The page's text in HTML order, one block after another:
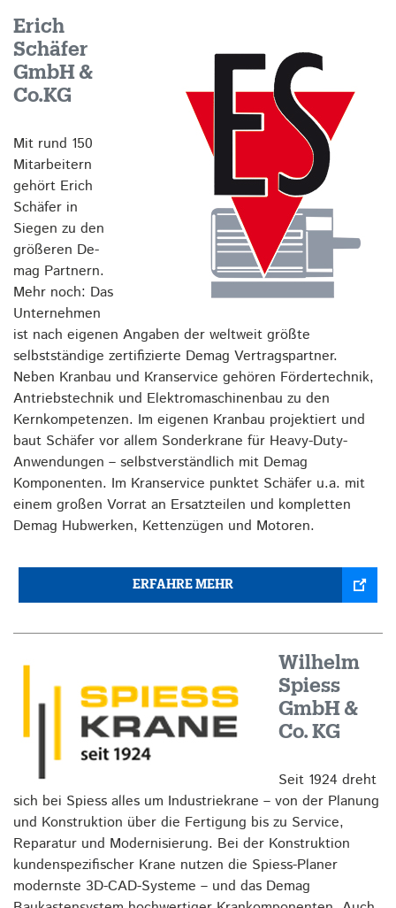
Erich
Schäfer
GmbH &
Co.KG
Mit rund 150
Mitarbeitern
gehört Erich
Schäfer in
Siegen zu den
größeren De-
mag Partnern.
Mehr noch: Das
Unternehmen
ist nach eigenen Angaben der weltweit größte
selbstständige zertifizierte Demag Vertragspartner.
Neben Kranbau und Kranservice gehören Fördertechnik,
Antriebstechnik und Elektromaschinenbau zu den
Kernkompetenzen. Im eigenen Kranbau projektiert und
baut Schäfer vor allem Sonderkrane für Heavy-Duty-
Anwendungen – selbstverständlich mit Demag
Komponenten. Im Kranservice punktet Schäfer u.a. mit
einem großen Vorrat an Ersatzteilen und kompletten
Demag Hubwerken, Kettenzügen und Motoren.
ERFAHRE MEHR
Wilhelm
Spiess
GmbH &
Co. KG
Seit 1924 dreht
sich bei Spiess alles um Industriekrane – von der Planung
und Konstruktion über die Fertigung bis zu Service,
Reparatur und Modernisierung. Bei der Konstruktion
kundenspezifischer Krane nutzen die Spiess-Planer
modernste 3D-CAD-Systeme – und das Demag